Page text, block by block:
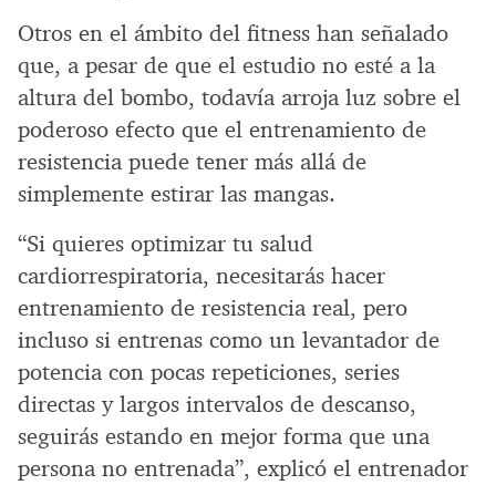
Otros en el ámbito del fitness han señalado
que, a pesar de que el estudio no esté a la
altura del bombo, todavía arroja luz sobre el
poderoso efecto que el entrenamiento de
resistencia puede tener más allá de
simplemente estirar las mangas.
“Si quieres optimizar tu salud
cardiorrespiratoria, necesitarás hacer
entrenamiento de resistencia real, pero
incluso si entrenas como un levantador de
potencia con pocas repeticiones, series
directas y largos intervalos de descanso,
seguirás estando en mejor forma que una
persona no entrenada”, explicó el entrenador